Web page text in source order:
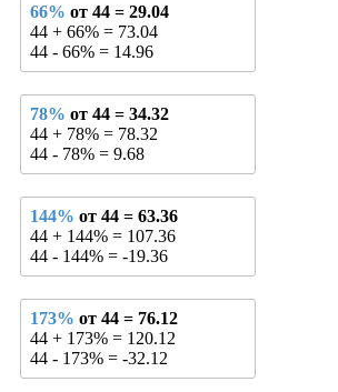
66% от 44 = 29.04
44 + 66% = 73.04
44 - 66% = 14.96
78% от 44 = 34.32
44 + 78% = 78.32
44 - 78% = 9.68
144% от 44 = 63.36
44 + 144% = 107.36
44 - 144% = -19.36
173% от 44 = 76.12
44 + 173% = 120.12
44 - 173% = -32.12